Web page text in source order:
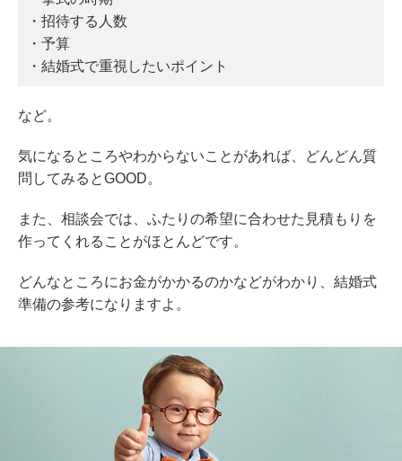
・招待する人数
・予算
・結婚式で重視したいポイント
など。
気になるところやわからないことがあれば、どんどん質
問してみるとGOOD。
また、相談会では、ふたりの希望に合わせた見積もりを
作ってくれることがほとんどです。
どんなところにお金がかかるのかなどがわかり、結婚式
準備の参考になりますよ。